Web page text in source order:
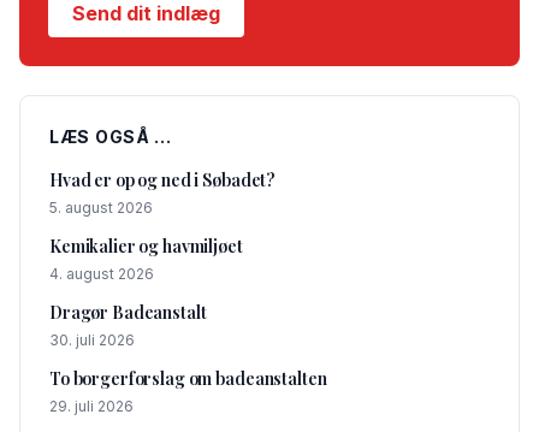
Send dit indlæg
LÆS OGSÅ ...
Hvad er op og ned i Søbadet?
5. august 2026
Kemikalier og havmiljøet
4. august 2026
Dragør Badeanstalt
30. juli 2026
To borgerforslag om badeanstalten
29. juli 2026